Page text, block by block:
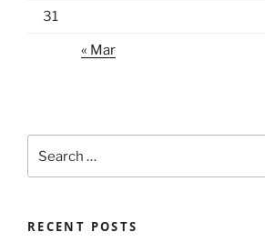
31
« Mar
for:
RECENT POSTS